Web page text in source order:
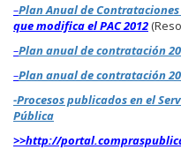
–Plan Anual de Contrataciones
que modifica el PAC 2012
-
Anual
de
Contrataciones
(PAC)
–Plan anual de contratación
–Plan anual de contratación
-Procesos publicados en el
Pública
>>http://